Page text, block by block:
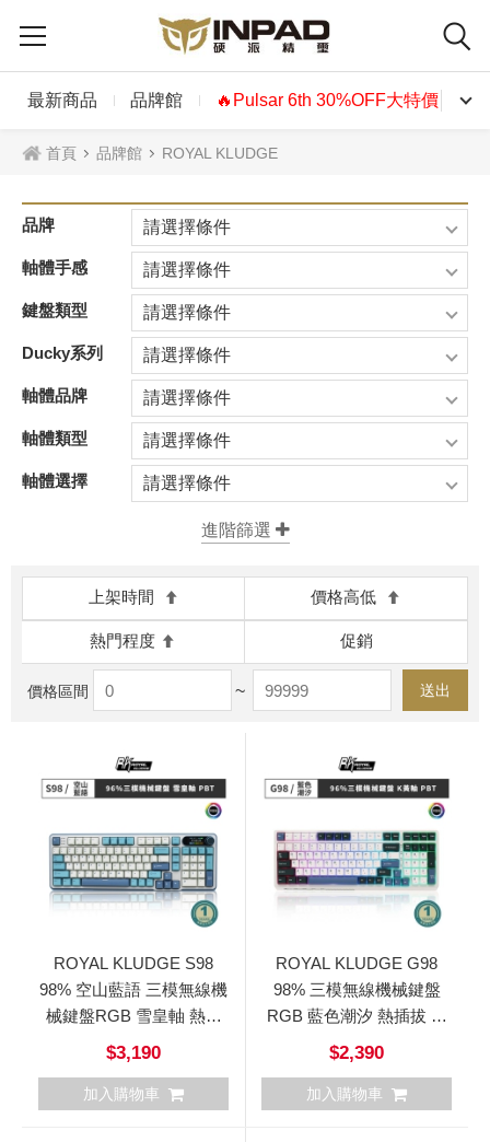
最新商品 品牌館 🔥Pulsar 6th 30%OFF大特價🔥
首頁 品牌館 ROYAL KLUDGE
品牌 請選擇條件
軸體手感 請選擇條件
鍵盤類型 請選擇條件
Ducky系列 請選擇條件
軸體品牌 請選擇條件
軸體類型 請選擇條件
軸體選擇 請選擇條件
上架時間 價格高低
熱門程度 促銷
價格區間 ~ 送出
ROYAL KLUDGE S98
98% 空山藍語 三模無線機
械鍵盤RGB 雪皇軸 熱插
拔 中文
$3,190
加入購物車
ROYAL KLUDGE G98
98% 三模無線機械鍵盤
RGB 藍色潮汐 熱插拔 中
文
$2,390
加入購物車